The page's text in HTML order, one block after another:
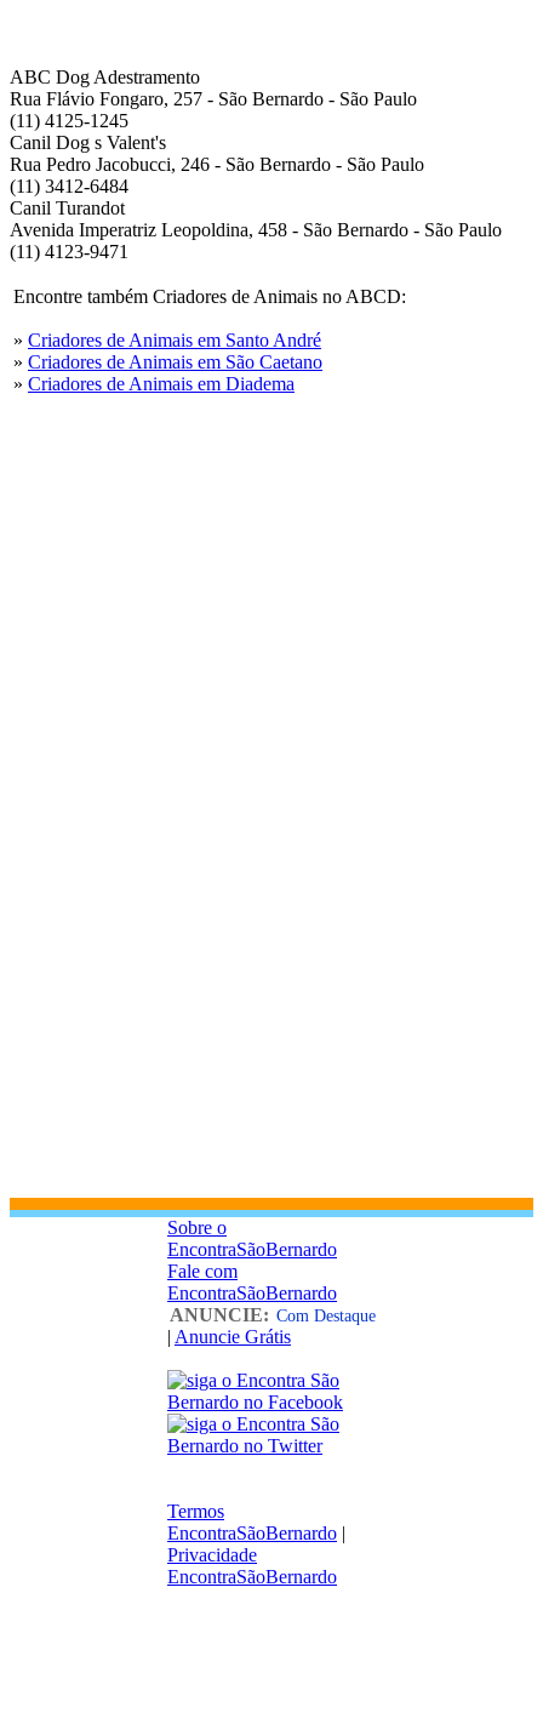
ABC Dog Adestramento
Rua Flávio Fongaro, 257 - São Bernardo - São Paulo
(11) 4125-1245
Canil Dog s Valent's
Rua Pedro Jacobucci, 246 - São Bernardo - São Paulo
(11) 3412-6484
Canil Turandot
Avenida Imperatriz Leopoldina, 458 - São Bernardo - São Paulo
(11) 4123-9471
Encontre também Criadores de Animais no ABCD:
» Criadores de Animais em Santo André
» Criadores de Animais em São Caetano
» Criadores de Animais em Diadema
Sobre o
EncontraSãoBernardo
Fale com
EncontraSãoBernardo
ANUNCIE: Com Destaque
| Anuncie Grátis
Termos
EncontraSãoBernardo |
Privacidade
EncontraSãoBernardo